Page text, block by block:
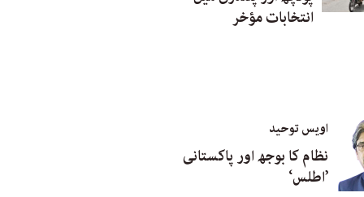
انتخابات مؤخر
اویس توحید
نظام کا بوجھ اور پاکستانی
’اطلس‘